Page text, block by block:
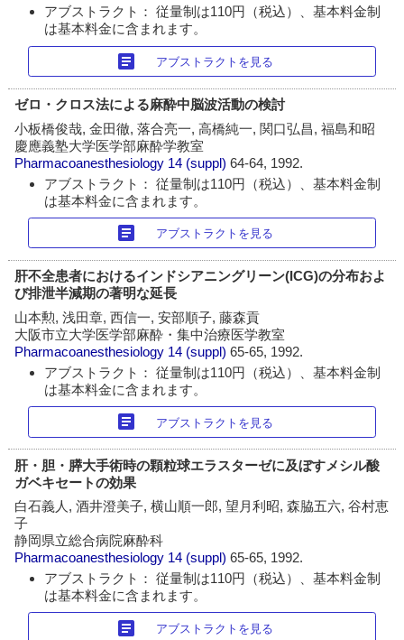
アブストラクト： 従量制は110円（税込）、基本料金制
は基本料金に含まれます。
article アブストラクトを見る
ゼロ・クロス法による麻酔中脳波活動の検討
小板橋俊哉, 金田徹, 落合亮一, 高橋純一, 関口弘昌, 福島和昭
慶應義塾大学医学部麻酔学教室
Pharmacoanesthesiology 14 (suppl)64-64, 1992.
アブストラクト： 従量制は110円（税込）、基本料金制
は基本料金に含まれます。
article アブストラクトを見る
肝不全患者におけるインドシアニングリーン(ICG)の分布およ
び排泄半減期の著明な延長
山本勲, 浅田章, 西信一, 安部順子, 藤森貢
大阪市立大学医学部麻酔・集中治療医学教室
Pharmacoanesthesiology 14 (suppl)65-65, 1992.
アブストラクト： 従量制は110円（税込）、基本料金制
は基本料金に含まれます。
article アブストラクトを見る
肝・胆・膵大手術時の顆粒球エラスターゼに及ぼすメシル酸
ガベキセートの効果
白石義人, 酒井澄美子, 横山順一郎, 望月利昭, 森脇五六, 谷村恵
子
静岡県立総合病院麻酔科
Pharmacoanesthesiology 14 (suppl)65-65, 1992.
アブストラクト： 従量制は110円（税込）、基本料金制
は基本料金に含まれます。
article アブストラクトを見る